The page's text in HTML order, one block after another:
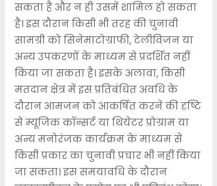
सकता है और न ही उसमें शामिल हो सकता
है। इस दौरान किसी भी तरह की चुनावी
सामग्री को सिनेमाटोग्राफी, टेलीविजन या
अन्य उपकरणों के माध्यम से प्रदर्शित नहीं
किया जा सकता है। इसके अलावा, किसी
मतदान क्षेत्र में इस प्रतिबंधित अवधि के
दौरान आमजन को आकर्षित करने की दृष्टि
से म्यूजिक कॉन्सर्ट या थियेटर प्रोग्राम या
अन्य मनोरंजक कार्यक्रम के माध्यम से
किसी प्रकार का चुनावी प्रचार भी नहीं किया
जा सकता। इस समयावधि के दौरान